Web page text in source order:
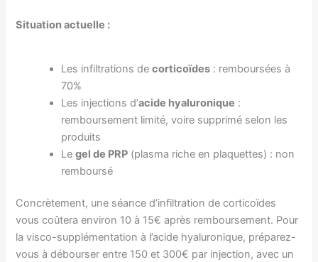
Situation actuelle :
Les infiltrations decorticoïdes : remboursées à
70%
Les injections d’acide hyaluronique :
remboursement limité, voire supprimé selon les
produits
Legel de PRP (plasma riche en plaquettes) : non
remboursé
Concrètement, une séance d’infiltration de corticoïdes
vous coûtera environ 10 à 15€ après remboursement. Pour
la visco-supplémentation à l’acide hyaluronique, préparez-
vous à débourser entre 150 et 300€ par injection, avec un